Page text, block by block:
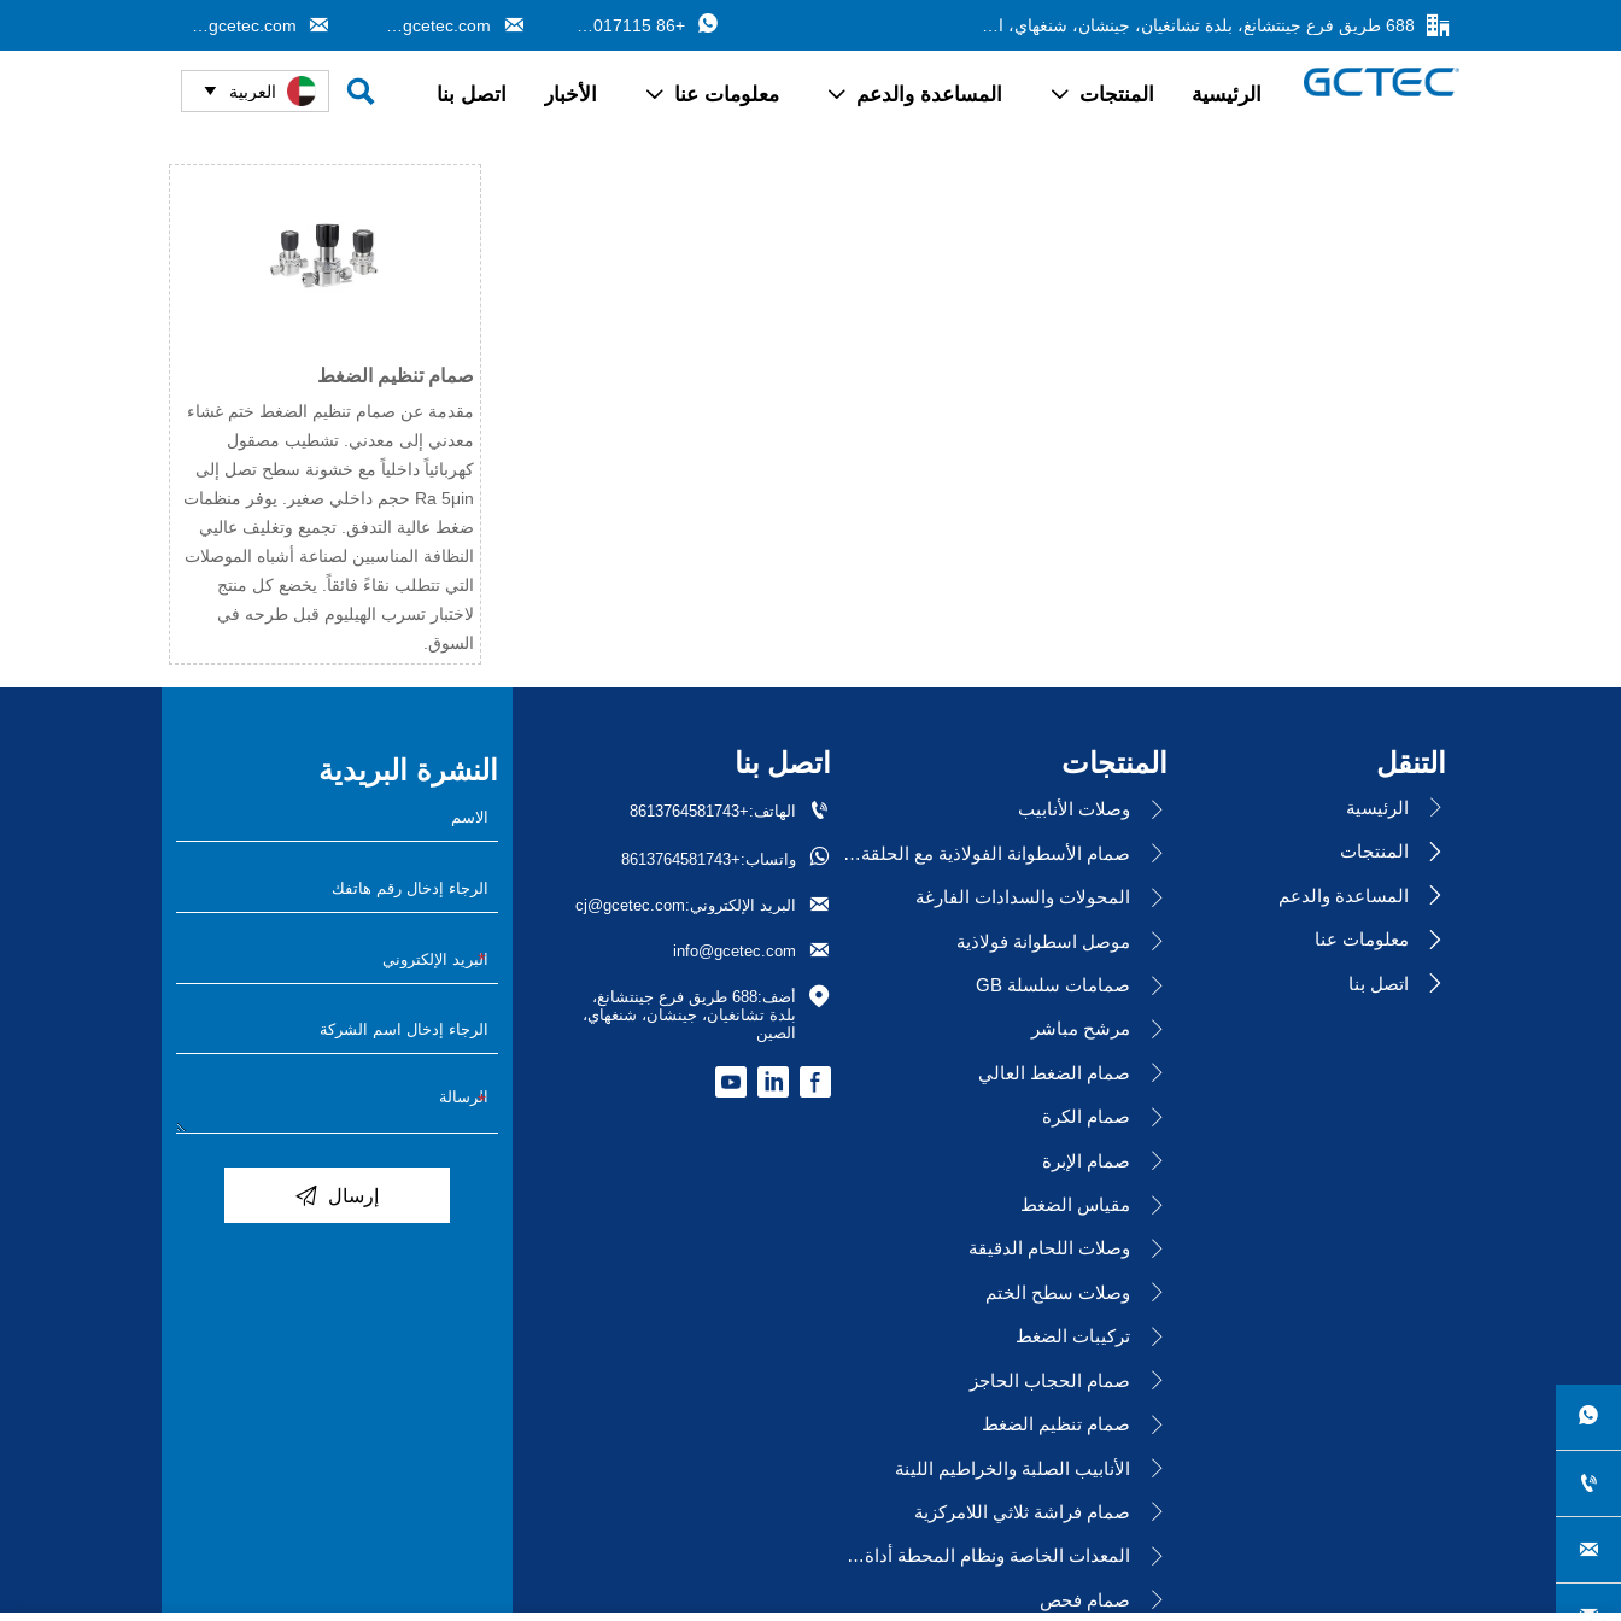


+86 13162017115


الرئيسية المنتجات  المساعدة والدعم  معلومات عنا  الأخبار اتصل بنا  العربية 
صمام تنظيم الضغط
مقدمة عن صمام تنظيم الضغط ختم غشاء
معدني إلى معدني. تشطيب مصقول
كهربائياً داخلياً مع خشونة سطح تصل إلى
Ra 5μin حجم داخلي صغير. يوفر منظمات
ضغط عالية التدفق. تجميع وتغليف عاليي
النظافة المناسبين لصناعة أشباه الموصلات
التي تتطلب نقاءً فائقاً. يخضع كل منتج
لاختبار تسرب الهيليوم قبل طرحه في
السوق.
التنقل
 الرئيسية
 المنتجات
 المساعدة والدعم
 معلومات عنا
 اتصل بنا
المنتجات
 وصلات الأنابيب
 صمام الأسطوانة الفولاذية مع الحلقة/السدادة
 المحولات والسدادات الفارغة
 موصل اسطوانة فولاذية
 صمامات سلسلة GB
 مرشح مباشر
 صمام الضغط العالي
 صمام الكرة
 صمام الإبرة
 مقياس الضغط
 وصلات اللحام الدقيقة
 وصلات سطح الختم
 تركيبات الضغط
 صمام الحجاب الحاجز
 صمام تنظيم الضغط
 الأنابيب الصلبة والخراطيم اللينة
 صمام فراشة ثلاثي اللامركزية
 المعدات الخاصة ونظام المحطة أداة VMB/P إلخ
 صمام فحص
اتصل بنا
 الهاتف:+8613764581743
 واتساب:+8613764581743
 البريد الإلكتروني:cj@gcetec.com

info@gcetec.com

أضف:688 طريق فرع جينتشانغ،
بلدة تشانغيان، جينشان، شنغهاي،
الصين
النشرة البريدية
إرسال 



